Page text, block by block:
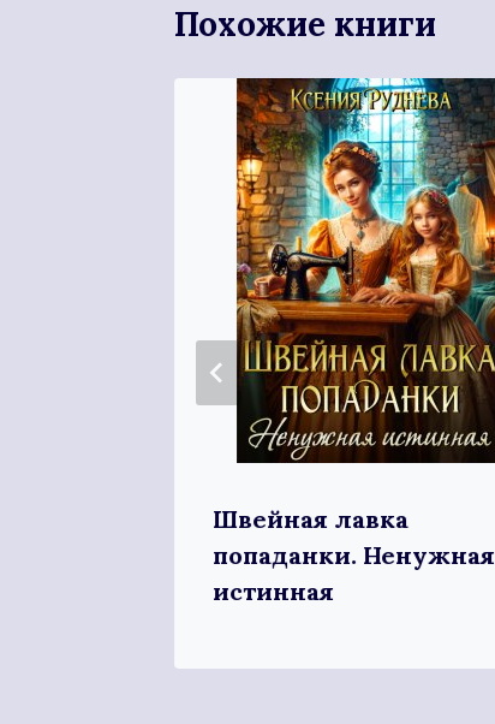
Похожие книги
Швейная лавка
попаданки. Ненужная
истинная